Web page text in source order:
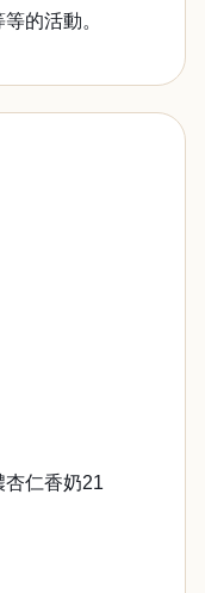
的活動。
杏仁香奶21